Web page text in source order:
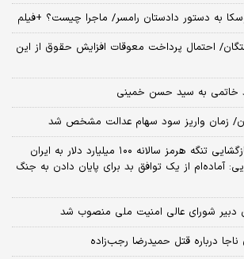
به دستور دادستان رامسر/ ماجرا چیست؟ +فیلم
احتمال پرداخت معوقات افزایش حقوق از این
خاتمی به سید حسن خمینی
زمان واریز سود سهام عدالت مشخص شد
توافق پیشنهادی برای بازگشایی تنگه هرمز سالانه ۱۰۰ میلیارد دلار به ایران
آماده‌ام از یک توافق بد برای پایان دادن به جنگ
دبیر شورای عالی امنیت ملی منصوب شد
درباره قتل حمیدرضا رجب‌زاده